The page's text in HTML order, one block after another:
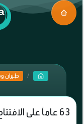
طيران
63 عاماً على